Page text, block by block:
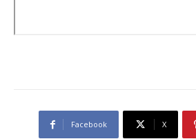
Facebook X